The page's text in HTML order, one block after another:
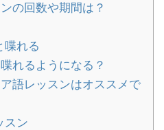
の回数や期間は？
れる
れるようになる？
語レッスンはオススメで
スン